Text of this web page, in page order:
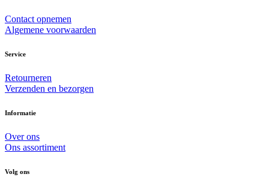
Contact opnemen
Algemene voorwaarden
Service
Retourneren
Verzenden en bezorgen
Informatie
Over ons
Ons assortiment
Volg ons